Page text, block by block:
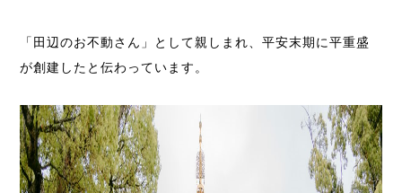
「田辺のお不動さん」として親しまれ、平安末期に平重盛
が創建したと伝わっています。